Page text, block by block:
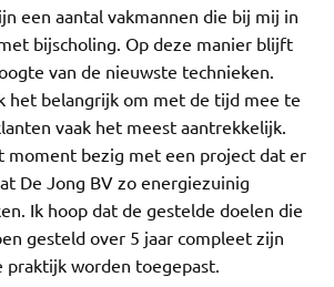
een aantal vakmannen die bij mij in
bijscholing. Op deze manier blijft
van de nieuwste technieken.
het belangrijk om met de tijd mee te
vaak het meest aantrekkelijk.
moment bezig met een project dat er
De Jong BV zo energiezuinig
Ik hoop dat de gestelde doelen die
gesteld over 5 jaar compleet zijn
praktijk worden toegepast.